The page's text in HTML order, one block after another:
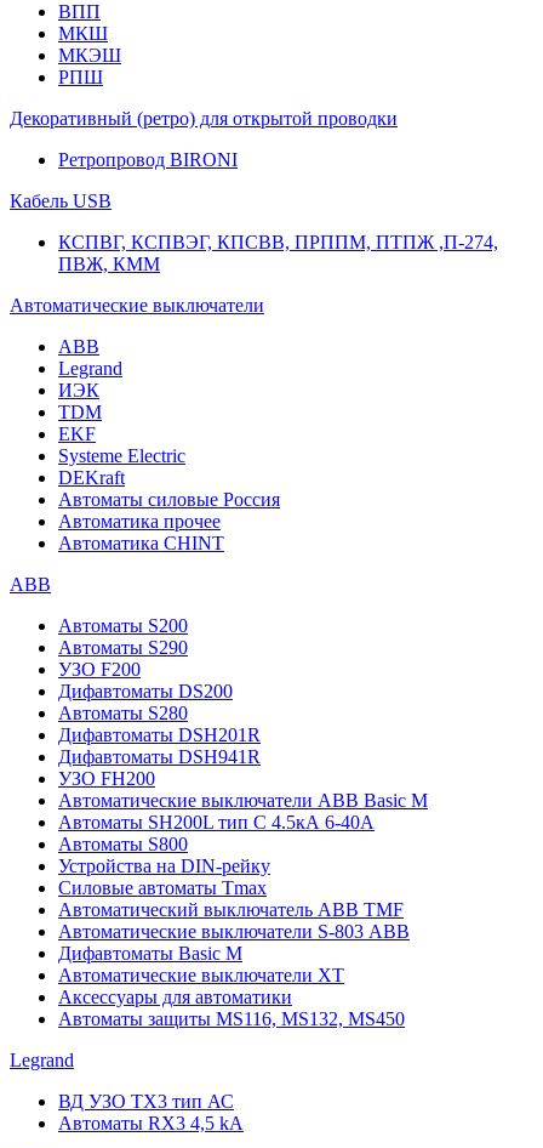
ВПП
МКШ
МКЭШ
РПШ
Декоративный (ретро) для открытой проводки
Ретропровод BIRONI
Кабель USB
КСПВГ, КСПВЭГ, КПСВВ, ПРППМ, ПТПЖ ,П-274,
ПВЖ, КММ
Автоматические выключатели
ABB
Legrand
ИЭК
TDM
EKF
Systeme Electric
DEKraft
Автоматы силовые Россия
Автоматика прочее
Автоматика CHINT
ABB
Автоматы S200
Автоматы S290
УЗО F200
Дифавтоматы DS200
Автоматы S280
Дифавтоматы DSH201R
Дифавтоматы DSH941R
УЗО FH200
Автоматические выключатели ABB Basic M
Автоматы SH200L тип С 4.5кА 6-40А
Автоматы S800
Устройства на DIN-рейку
Силовые автоматы Tmax
Автоматический выключатель ABB TMF
Автоматические выключатели S-803 АВВ
Дифавтоматы Basic M
Автоматические выключатели XT
Аксессуары для автоматики
Автоматы защиты MS116, MS132, MS450
Legrand
ВД УЗО TX3 тип АС
Автоматы RX3 4,5 kA